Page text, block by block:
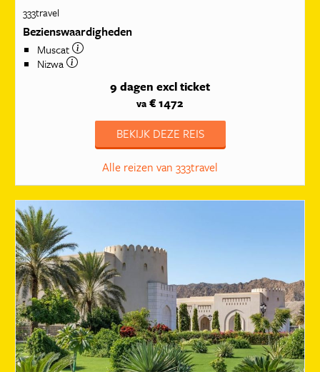
333travel
Bezienswaardigheden
Muscat
Nizwa
9 dagen excl ticket
va € 1472
BEKIJK DEZE REIS
Alle reizen van 333travel